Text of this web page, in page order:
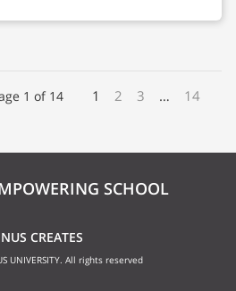
1 of 14 1 2 3 … 14
SCHOOL
CREATES
UNIVERSITY. All rights reserved